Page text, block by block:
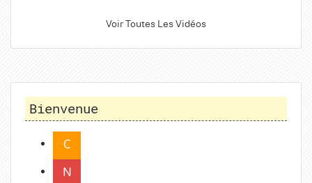
Voir Toutes Les Vidéos
Bienvenue